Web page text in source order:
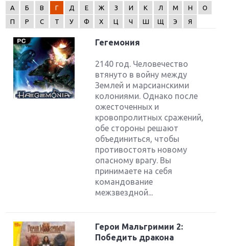
А
Б В Г Д Е Ж З И К Л М Н
О
П
Р С Т У Ф Х Ц Ч Ш Щ Э Я
Гегемония
2140 год. Человечество
втянуто в войну между
Землей и марсианскими
колониями. Однако после
ожесточенных и
кровопролитных сражений,
обе стороны решают
объединиться, чтобы
противостоять новому
опасному врагу. Вы
принимаете на себя
командование
межзвездной...
Герои Мальгримии 2:
Победить дракона